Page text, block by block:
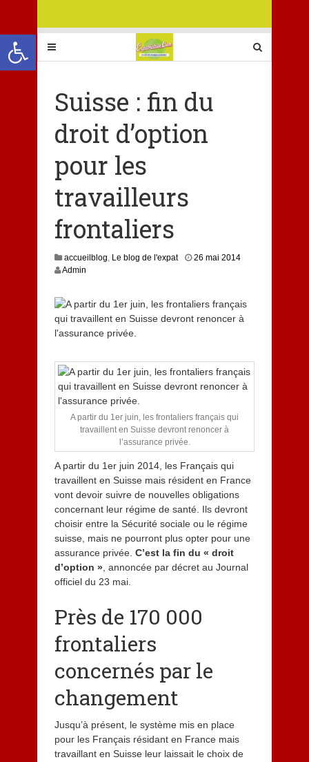
Ouvrir la barre d’outils
Suisse : fin du
droit d’option
pour les
travailleurs
frontaliers
accueilblog, Le blog de l'expat 26 mai 20143
e
m
2
0
Admin
A partir du 1er juin, les frontaliers français qui
travaillent en Suisse devront renoncer à
l’assurance privée.
A partir du 1er juin 2014, les Français qui
travaillent en Suisse mais résident en France
vont devoir suivre de nouvelles obligations
concernant leur régime de santé. Ils devront
choisir entre la Sécurité sociale ou le régime
suisse, mais ne pourront plus opter pour une
assurance privée. C’est la fin du « droit
d’option », annoncée par décret au Journal
officiel du 23 mai.
Près de 170 000
frontaliers
concernés par le
changement
Jusqu’à présent, le système mis en place
pour les Français résidant en France mais
travaillant en Suisse leur laissait le choix de